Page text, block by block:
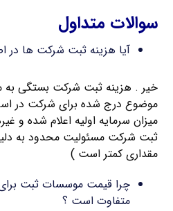
سوالات متداول
آیا هزینه ثبت شرکت ها در
خیر . هزینه ثبت شرکت بستگی به
موضوع درج شده برای شرکت در
میزان سرمایه اولیه اعلام شده و
ثبت شرکت مسئولیت محدود به
مقداری کمتر است )
چرا قیمت موسسات ثبت
متفاوت است ؟